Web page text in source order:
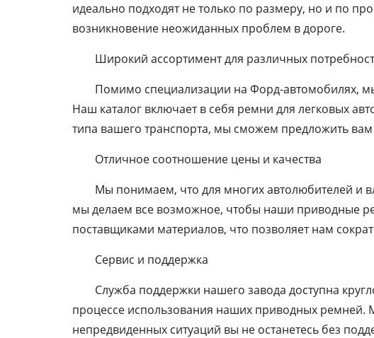
идеально подходят не только по размеру, но и по
возникновение неожиданных проблем в дороге.
Широкий ассортимент для различных
Помимо специализации на Форд-автомобилях,
Наш каталог включает в себя ремни для легковых
типа вашего транспорта, мы сможем предложить
Отличное соотношение цены и качества
Мы понимаем, что для многих автолюбителей и
мы делаем все возможное, чтобы наши приводные
поставщиками материалов, что позволяет нам
Сервис и поддержка
Служба поддержки нашего завода доступна
процессе использования наших приводных ремней.
непредвиденных ситуаций вы не останетесь без